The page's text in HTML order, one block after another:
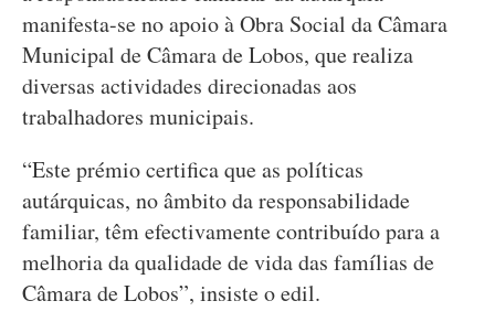
manifesta-se no apoio à Obra Social da Câmara
Municipal de Câmara de Lobos, que realiza
diversas actividades direcionadas aos
trabalhadores municipais.
“Este prémio certifica que as políticas
autárquicas, no âmbito da responsabilidade
familiar, têm efectivamente contribuído para a
melhoria da qualidade de vida das famílias de
Câmara de Lobos”, insiste o edil.